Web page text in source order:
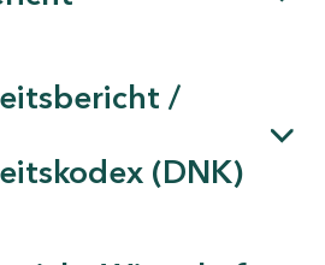
/
(DNK)